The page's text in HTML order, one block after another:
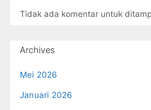
Tidak ada komentar untuk
Archives
Mei 2026
Januari 2026